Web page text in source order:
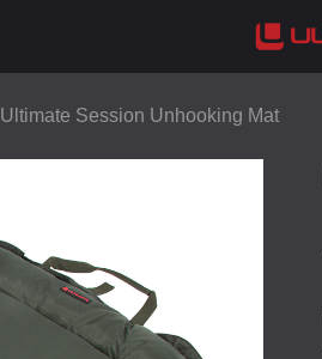
Ultimate Session Unhooking Mat